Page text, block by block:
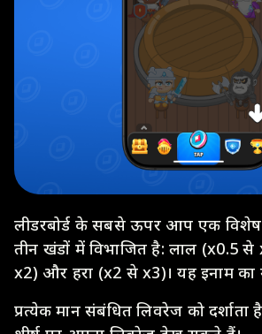
लीडरबोर्ड के सबसे ऊपर आप एक
तीन खंडों में विभाजित है: लाल (x0.5 से
x2) और हरा (x2 से x3)। यह इनाम
प्रत्येक मान संबंधित लिवरेज को